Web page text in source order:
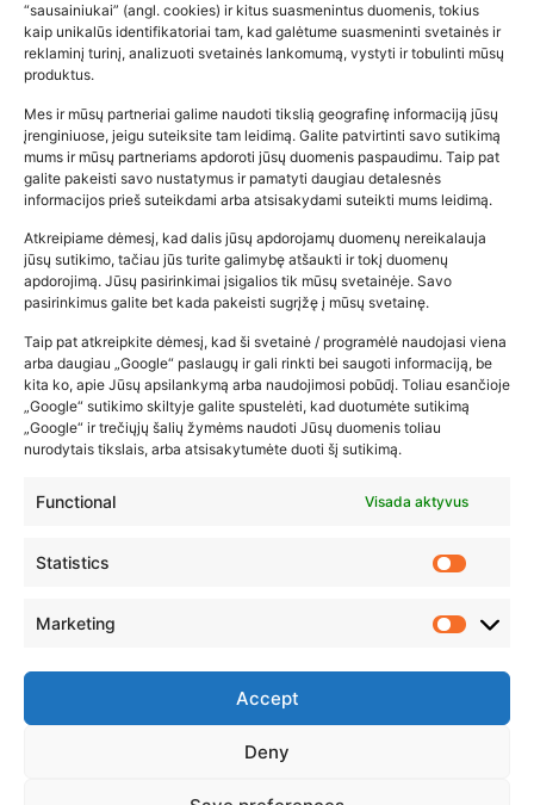
“sausainiukai” (angl. cookies) ir kitus suasmenintus duomenis, tokius
kaip unikalūs identifikatoriai tam, kad galėtume suasmeninti svetainės ir
reklaminį turinį, analizuoti svetainės lankomumą, vystyti ir tobulinti mūsų
produktus.
Mes ir mūsų partneriai galime naudoti tikslią geografinę informaciją jūsų
įrenginiuose, jeigu suteiksite tam leidimą. Galite patvirtinti savo sutikimą
mums ir mūsų partneriams apdoroti jūsų duomenis paspaudimu. Taip pat
galite pakeisti savo nustatymus ir pamatyti daugiau detalesnės
informacijos prieš suteikdami arba atsisakydami suteikti mums leidimą.
Atkreipiame dėmesį, kad dalis jūsų apdorojamų duomenų nereikalauja
jūsų sutikimo, tačiau jūs turite galimybę atšaukti ir tokį duomenų
apdorojimą. Jūsų pasirinkimai įsigalios tik mūsų svetainėje. Savo
pasirinkimus galite bet kada pakeisti sugrįžę į mūsų svetainę.
Taip pat atkreipkite dėmesį, kad ši svetainė / programėlė naudojasi viena
arba daugiau „Google“ paslaugų ir gali rinkti bei saugoti informaciją, be
kita ko, apie Jūsų apsilankymą arba naudojimosi pobūdį. Toliau esančioje
„Google“ sutikimo skiltyje galite spustelėti, kad duotumėte sutikimą
„Google“ ir trečiųjų šalių žymėms naudoti Jūsų duomenis toliau
nurodytais tikslais, arba atsisakytumėte duoti šį sutikimą.
Functional Visada aktyvus
Statistics
Marketing
Accept
Deny
Populiariausios parduotuvės
kūdikių tyrelės –…
2026-02-22
© 2023 ZUIKIO RECEPTAI VISOS TEISĖS SAUGOMOS